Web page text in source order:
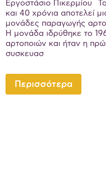
Εργοστάσιο Πικερμίου
και 40 χρόνια αποτελεί
μονάδες παραγωγής
Η μονάδα ιδρύθηκε το
αρτοποιών και ήταν η
συσκευασ
Περισσότερα